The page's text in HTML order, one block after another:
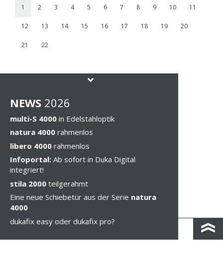
1 2 3 4 5 6 7 8 9 10 11
12 13 14 15 16 17 18 19 20
21 22
NEWS 2026
multi-S 4000 in Edelstahloptik
natura 4000 rahmenlos
libero 4000 rahmenlos
Infoportal: Ab sofort in Duka Digital
integriert!
stila 2000 teilgerahmt
Eine neue Schiebetür aus der Serie natura
4000
dukafix easy oder dukafix pro?